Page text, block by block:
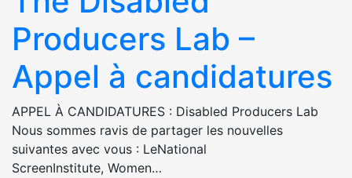
Producers Lab –
Appel à candidatures
APPEL À CANDIDATURES : Disabled Producers Lab
Nous sommes ravis de partager les nouvelles
suivantes avec vous : LeNational
ScreenInstitute, Women…